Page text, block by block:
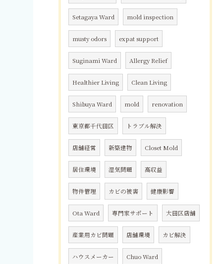
Setagaya Ward mold inspection
musty odors expat support
Suginami Ward Allergy Relief
Healthier Living Clean Living
Shibuya Ward mold renovation
東京都千代田区 トラブル解決
店舗経営 新築建物 Closet Mold
居住環境 湿気問題 高収益
物件管理 カビの被害 健康影響
Ota Ward 専門家サポート 大田区店舗
産業用カビ問題 店舗環境 カビ解決
ハウスメーカー Chuo Ward